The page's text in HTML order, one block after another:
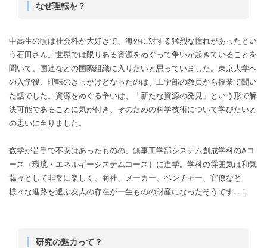
なぜ理転を？
中高生の頃は社会科が大好きで、海外に対する猛烈な憧れがあったとい
う石田さん。世界では限りある資源をめぐって争いが起きていることを
聞いて、国連などの国際組織に入りたいと思っていました。東京大学へ
の入学後、理転のきっかけとなったのは、工学部の教員から授業で聞い
た話でした。資源をめぐる争いは、「新たな資源の発見」という形で解
決可能であることに気が付き、そのための科学技術について学びたいと
の思いに至りました。
数学が苦手で不安はあったものの、無事工学部システム創成学科のAコ
ース（環境・エネルギーシステムコース）に進学。学科の雰囲気は和気
藹々として非常に楽しく、商社、メーカー、ベンチャー、官僚など
様々な進路を選ぶ友人の存在が一生ものの財産になったそうです…！
研究の魅力って？